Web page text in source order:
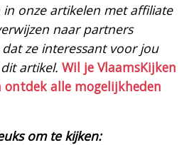
onze artikelen met affiliate
naar partners
ze interessant voor jou
artikel. Wil je VlaamsKijken
alle mogelijkheden
om te kijken: